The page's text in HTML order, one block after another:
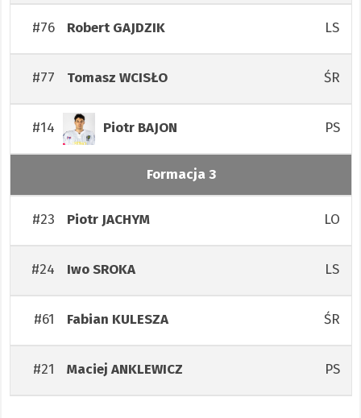
#76 RobertGAJDZIK LS
#77 Tomasz WCISŁO ŚR
#14 Piotr BAJON PS
Formacja 3
#23 Piotr JACHYM LO
#24 IwoSROKA LS
#61 Fabian KULESZA ŚR
#21 Maciej ANKLEWICZ PS